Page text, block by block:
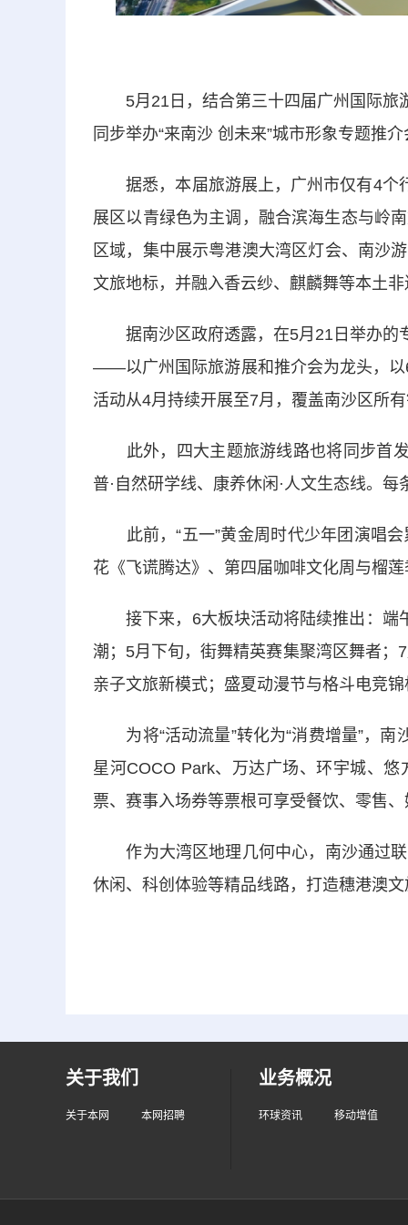
5月21日，结合第三十四届广州国际旅
同步举办“来南沙 创未来”城市形象专题推
据悉，本届旅游展上，广州市仅有4个
展区以青绿色为主调，融合滨海生态与岭
区域，集中展示粤港澳大湾区灯会、南沙
文旅地标，并融入香云纱、麒麟舞等本土
据南沙区政府透露，在5月21日举办的
——以广州国际旅游展和推介会为龙头，以
活动从4月持续开展至7月，覆盖南沙区所
此外，四大主题旅游线路也将同步首发
普·自然研学线、康养休闲·人文生态线。
此前，“五一”黄金周时代少年团演唱会
花《飞谎腾达》、第四届咖啡文化周与榴
接下来，6大板块活动将陆续推出：端
潮；5月下旬，街舞精英赛集聚湾区舞者；
亲子文旅新模式；盛夏动漫节与格斗电竞
为将“活动流量”转化为“消费增量”，南
星河COCO Park、万达广场、环宇城、
票、赛事入场券等票根可享受餐饮、零售
作为大湾区地理几何中心，南沙通过联
休闲、科创体验等精品线路，打造穗港澳
关于我们
关于本网 本网招聘
业务概况
环球资讯 移动增值